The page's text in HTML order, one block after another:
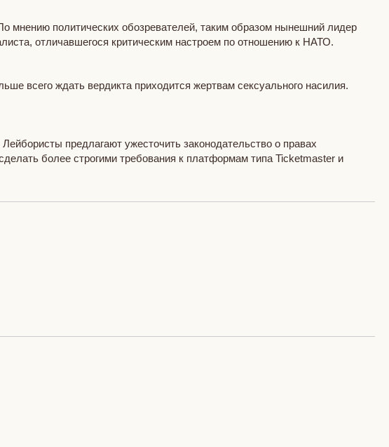
мнению политических обозревателей, таким образом нынешний лидер
отличавшегося критическим настроем по отношению к НАТО.
всего ждать вердикта приходится жертвам сексуального насилия.
предлагают ужесточить законодательство о правах
более строгими требования к платформам типа Ticketmaster и